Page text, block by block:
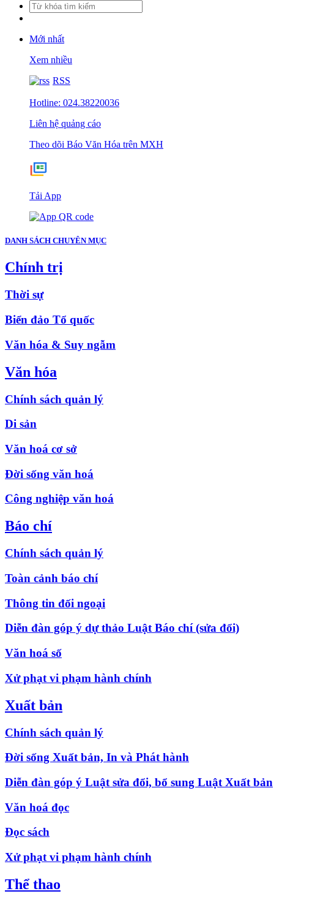
Mới nhất
Xem nhiều
RSS
Hotline: 024.38220036
Liên hệ quảng cáo
Theo dõi Báo Văn Hóa trên MXH
Tải App
DANH SÁCH CHUYÊN MỤC
Chính trị
Thời sự
Biển đảo Tổ quốc
Văn hóa & Suy ngẫm
Văn hóa
Chính sách quản lý
Di sản
Văn hoá cơ sở
Đời sống văn hoá
Công nghiệp văn hoá
Báo chí
Chính sách quản lý
Toàn cảnh báo chí
Thông tin đối ngoại
Diễn đàn góp ý dự thảo Luật Báo chí (sửa đổi)
Văn hoá số
Xử phạt vi phạm hành chính
Xuất bản
Chính sách quản lý
Đời sống Xuất bản, In và Phát hành
Diễn đàn góp ý Luật sửa đổi, bổ sung Luật Xuất bản
Văn hoá đọc
Đọc sách
Xử phạt vi phạm hành chính
Thể thao